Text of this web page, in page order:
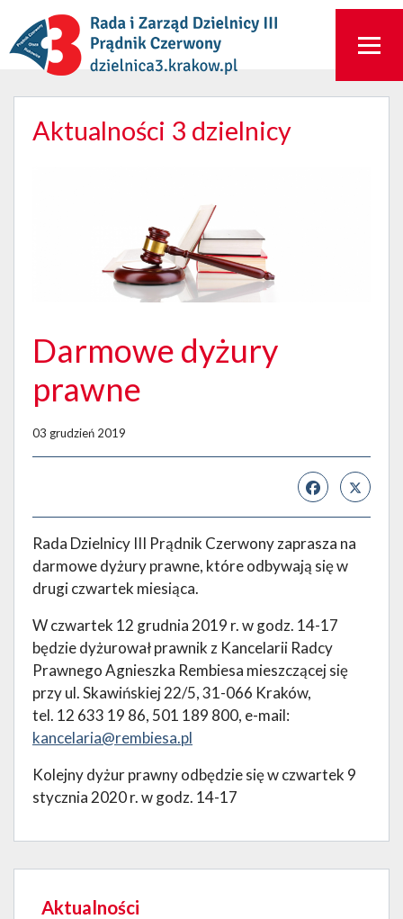
Aktualności 3 dzielnicy
Darmowe dyżury
prawne
03 grudzień 2019
Rada Dzielnicy III Prądnik Czerwony zaprasza na
darmowe dyżury prawne, które odbywają się w
drugi czwartek miesiąca.
W czwartek 12 grudnia 2019 r. w godz. 14-17
będzie dyżurował prawnik z Kancelarii Radcy
Prawnego Agnieszka Rembiesa mieszczącej się
przy ul. Skawińskiej 22/5, 31-066 Kraków,
tel. 12 633 19 86, 501 189 800, e-mail:
kancelaria@rembiesa.pl
Kolejny dyżur prawny odbędzie się w czwartek 9
stycznia 2020 r. w godz. 14-17
Aktualności